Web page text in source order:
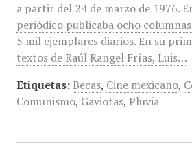
a partir del 24 de marzo de 1976.
periódico publicaba ocho
5 mil ejemplares diarios. En su
textos de Raúl Rangel Frías, Luis…
Etiquetas: Becas, Cine mexicano,
Comunismo, Gaviotas, Pluvia